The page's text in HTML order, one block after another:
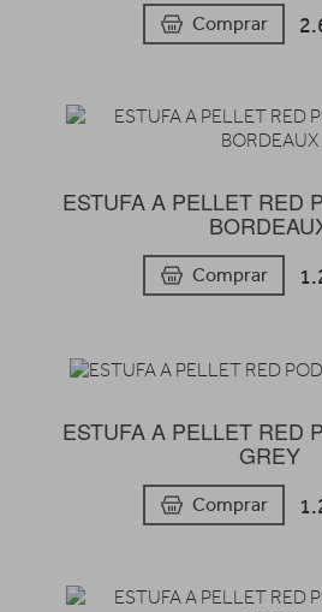
Comprar
ESTUFA A PELLET RED
Comprar
ESTUFA A PELLET RED
GREY
Comprar